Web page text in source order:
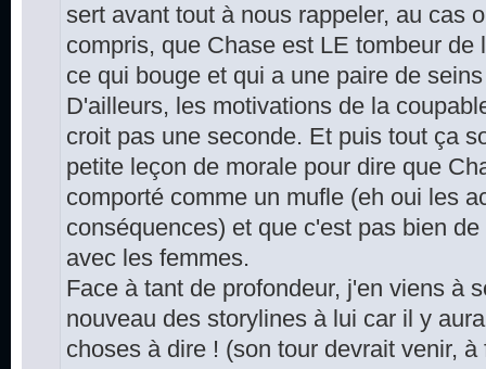
sert avant tout à nous rappeler, au cas
compris, que Chase est LE tombeur de
ce qui bouge et qui a une paire de
D'ailleurs, les motivations de la
croit pas une seconde. Et puis tout ça
petite leçon de morale pour dire que
comporté comme un mufle (eh oui les
conséquences) et que c'est pas bien
avec les femmes.
Face à tant de profondeur, j'en viens à
nouveau des storylines à lui car il y
choses à dire ! (son tour devrait venir, à